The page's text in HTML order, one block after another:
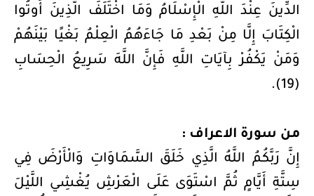
الدِّينَ عِنْدَ اللَّهِ الْإِسْلَامُ وَمَا اخْتَلَفَ الَّذِينَ أُوتُوا
الْكِتَابَ إِلَّا مِنْ بَعْدِ مَا جَاءَهُمُ الْعِلْمُ بَغْيًا بَيْنَهُمْ
وَمَنْ يَكْفُرْ بِآيَاتِ اللَّهِ فَإِنَّ اللَّهَ سَرِيعُ الْحِسَابِ
(19).
من سورة الاعراف :
إِنَّ رَبَّكُمُ اللَّهُ الَّذِي خَلَقَ السَّمَاوَاتِ وَالْأَرْضَ فِي
سِتَّةِ أَيَّامٍ ثُمَّ اسْتَوَى عَلَى الْعَرْشِ يُغْشِي اللَّيْلَ